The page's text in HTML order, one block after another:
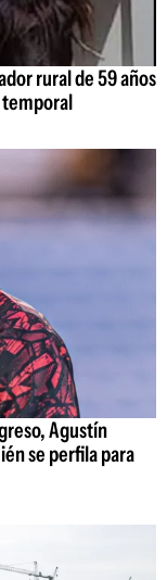
rural de 59 años
temporal
Agustín
se perfila para